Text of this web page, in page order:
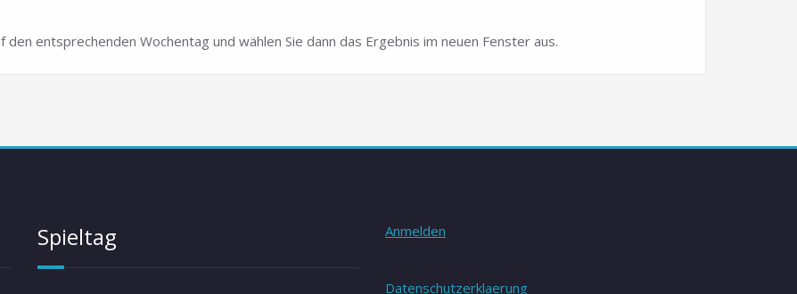
entsprechenden Wochentag und wählen Sie dann das Ergebnis im neuen Fenster aus.
Spieltag Anmelden
Datenschutzerklaerung